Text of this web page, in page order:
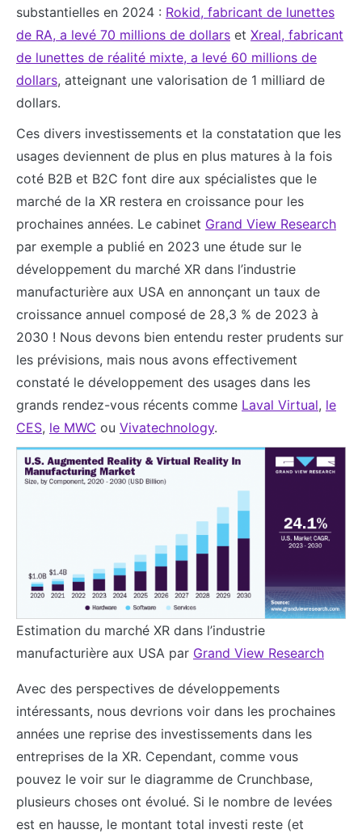
substantielles en 2024 : Rokid, fabricant de lunettes
de RA, a levé 70 millions de dollars et Xreal, fabricant
de lunettes de réalité mixte, a levé 60 millions de
dollars, atteignant une valorisation de 1 milliard de
dollars.
Ces divers investissements et la constatation que les
usages deviennent de plus en plus matures à la fois
coté B2B et B2C font dire aux spécialistes que le
marché de la XR restera en croissance pour les
prochaines années. Le cabinet Grand View Research
par exemple a publié en 2023 une étude sur le
développement du marché XR dans l’industrie
manufacturière aux USA en annonçant un taux de
croissance annuel composé de 28,3 % de 2023 à
2030 ! Nous devons bien entendu rester prudents sur
les prévisions, mais nous avons effectivement
constaté le développement des usages dans les
grands rendez-vous récents comme Laval Virtual, le
CES, le MWC ou Vivatechnology.
Estimation du marché XR dans l’industrie
manufacturière aux USA par Grand View Research
Avec des perspectives de développements
intéressants, nous devrions voir dans les prochaines
années une reprise des investissements dans les
entreprises de la XR. Cependant, comme vous
pouvez le voir sur le diagramme de Crunchbase,
plusieurs choses ont évolué. Si le nombre de levées
est en hausse, le montant total investi reste (et